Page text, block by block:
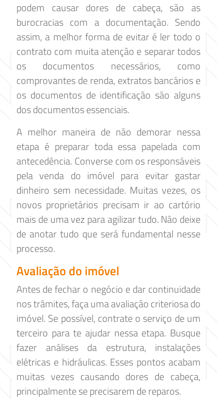
podem causar dores de cabeça, são as
burocracias com a documentação. Sendo
assim, a melhor forma de evitar é ler todo o
contrato com muita atenção e separar todos
os documentos necessários, como
comprovantes de renda, extratos bancários e
os documentos de identificação são alguns
dos documentos essenciais.
A melhor maneira de não demorar nessa
etapa é preparar toda essa papelada com
antecedência. Converse com os responsáveis
pela venda do imóvel para evitar gastar
dinheiro sem necessidade. Muitas vezes, os
novos proprietários precisam ir ao cartório
mais de uma vez para agilizar tudo. Não deixe
de anotar tudo que será fundamental nesse
processo.
Avaliação do imóvel
Antes de fechar o negócio e dar continuidade
nos trâmites, faça uma avaliação criteriosa do
imóvel. Se possível, contrate o serviço de um
terceiro para te ajudar nessa etapa. Busque
fazer análises da estrutura, instalações
elétricas e hidráulicas. Esses pontos acabam
muitas vezes causando dores de cabeça,
principalmente se precisarem de reparos.